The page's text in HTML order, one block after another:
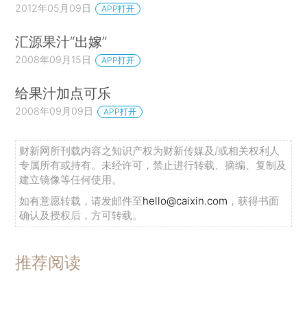
2012年05月09日 APP打开
汇源果汁“出嫁”
2008年09月15日 APP打开
给果汁加点可乐
2008年09月09日 APP打开
财新网所刊载内容之知识产权为财新传媒及/或相关权利人
专属所有或持有。未经许可，禁止进行转载、摘编、复制及
建立镜像等任何使用。
如有意愿转载，请发邮件至hello@caixin.com ，获得书面
确认及授权后，方可转载。
推荐阅读